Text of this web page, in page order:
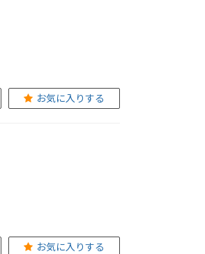
お気に入りする
お気に入りする